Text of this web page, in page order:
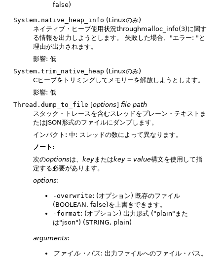
false)
System.native_heap_info (Linuxのみ)
ネイティブ・ヒープ使用状況throughmalloc_info(3)に関す
る情報を出力しようとします。
失敗した場合、"エラー: "と
理由が出力されます。
影響: 低
System.trim_native_heap (Linuxのみ)
Cヒープをトリミングしてメモリーを解放しようとします。
影響: 低
Thread.dump_to_file [options] file path
スタック・トレースを含むスレッドをプレーン・テキストま
たはJSON形式のファイルにダンプします。
インパクト: 中: スレッドの数によって異なります。
ノート:
次のoptionsは、 keyまたはkey = value構文を使用して指
定する必要があります。
options:
-overwrite: (オプション) 既存のファイル
(BOOLEAN, false)を上書きできます。
-format: (オプション) 出力形式 ("plain"また
は"json") (STRING, plain)
arguments:
ファイル・パス : 出力ファイルへのファイル・パス。